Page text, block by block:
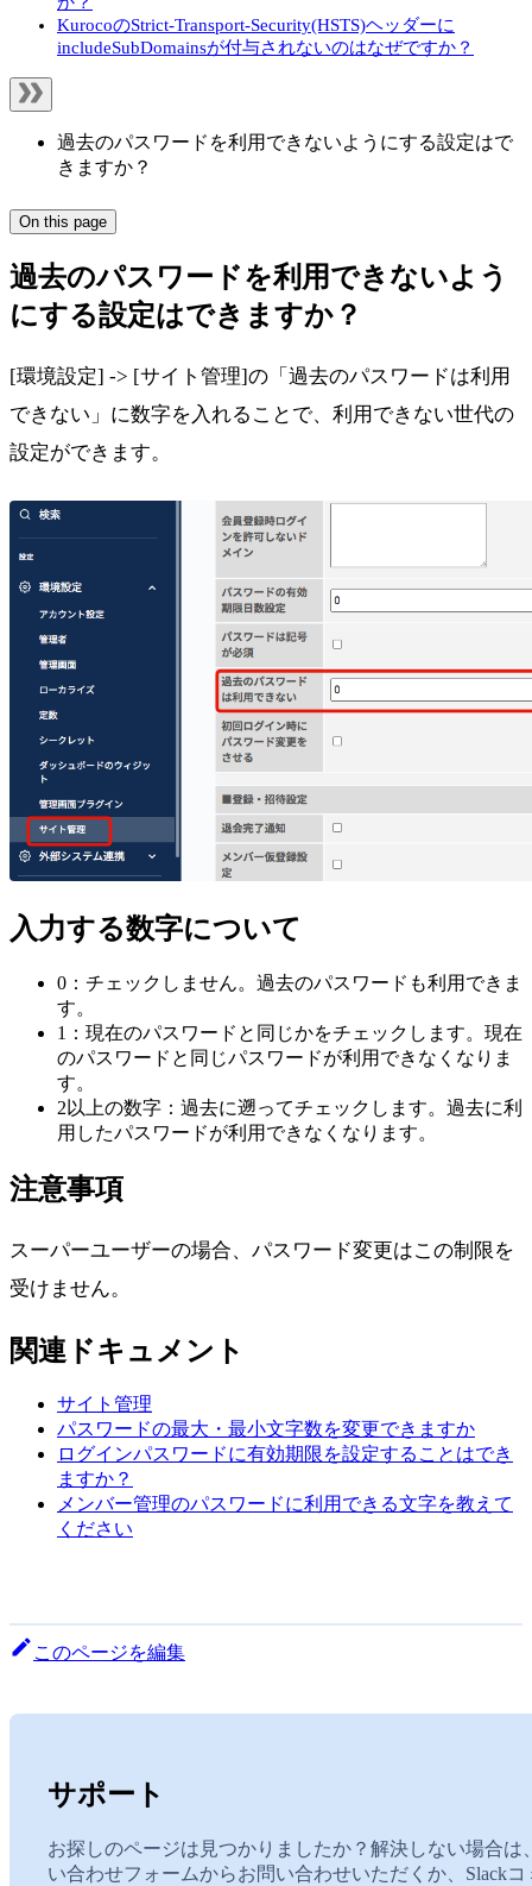
KurocoのStrict-Transport-Security(HSTS)ヘッダーに
includeSubDomainsが付与されないのはなぜですか？
過去のパスワードを利用できないようにする設定はで
きますか？
On this page
過去のパスワードを利用できないよう
にする設定はできますか？
[環境設定] -> [サイト管理]の「過去のパスワードは利用
できない」に数字を入れることで、利用できない世代の
設定ができます。
入力する数字について
0：チェックしません。過去のパスワードも利用できま
す。
1：現在のパスワードと同じかをチェックします。現在
のパスワードと同じパスワードが利用できなくなりま
す。
2以上の数字：過去に遡ってチェックします。過去に利
用したパスワードが利用できなくなります。
注意事項
スーパーユーザーの場合、パスワード変更はこの制限を
受けません。
関連ドキュメント
サイト管理
パスワードの最大・最小文字数を変更できますか
ログインパスワードに有効期限を設定することはでき
ますか？
メンバー管理のパスワードに利用できる文字を教えて
ください
このページを編集
サポート
お探しのページは見つかりましたか？解決しない場合は
い合わせフォームからお問い合わせいただくか、Slackコ